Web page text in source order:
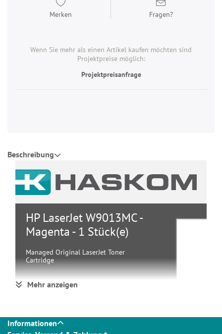
Merken Fragen?
Wenn Sie mehr als einen Artikel kaufen möchten sind
Projektpreise möglich:
Projektpreisanfrage
Beschreibung
HP LaserJet W9013MC -
Magenta - 1 Stück(e)
Managed Original LaserJet Toner
Cartridge
Gruppe
EAN/UPC
Mehr anzeigen
Informationen